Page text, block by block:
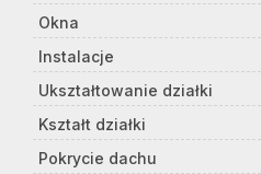
Okna
Instalacje
Ukształtowanie działki
Kształt działki
Pokrycie dachu